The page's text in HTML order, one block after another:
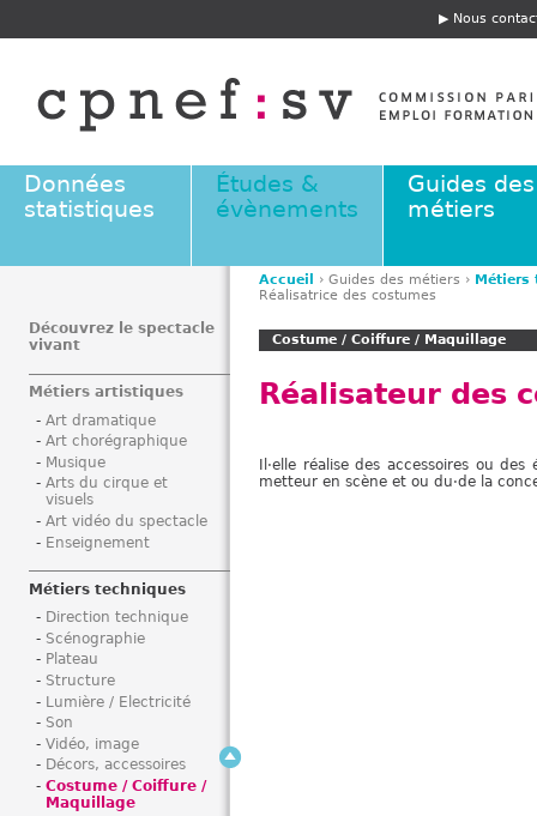
E
t
ê
e
Nous
Données
statistiques
Études &
évènements
Guides des
métiers
V
o
u
s
ê
e
s
Accueil › Guides des métiers › Métiers
Réalisatrice des costumes
Costume / Coiffure / Maquillage
Réalisateur des
Il·elle réalise des accessoires ou
metteur en scène et ou du·de la
Découvrez le spectacle
vivant
Métiers artistiques
Art dramatique
Art chorégraphique
Musique
Arts du cirque et
visuels
Art vidéo du spectacle
Enseignement
Métiers techniques
Direction technique
Scénographie
Plateau
Structure
Lumière / Electricité
Son
Vidéo, image
Décors, accessoires
Costume / Coiffure /
Maquillage